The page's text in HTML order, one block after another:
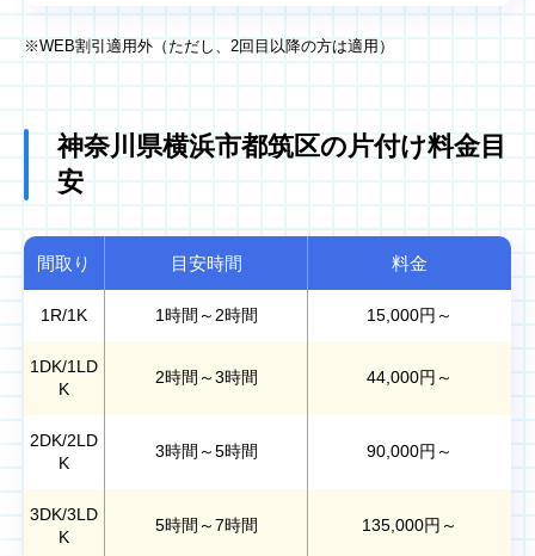
※WEB割引適用外（ただし、2回目以降の方は適用）
神奈川県横浜市都筑区の片付け料金目
安
間取り 目安時間 料金
1R/1K 1時間～2時間 15,000円～
1DK/1LD
K
2時間～3時間 44,000円～
2DK/2LD
K
3時間～5時間 90,000円～
3DK/3LD
K
5時間～7時間 135,000円～